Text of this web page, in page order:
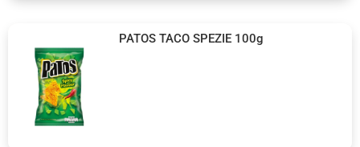
PATOS TACO SPEZIE 100g